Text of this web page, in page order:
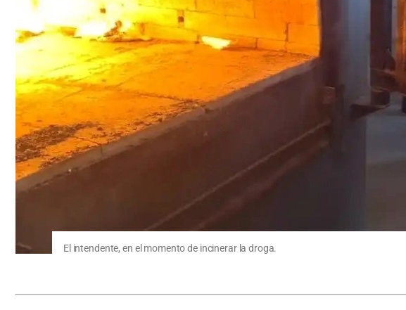
El intendente, en el momento de incinerar la droga.